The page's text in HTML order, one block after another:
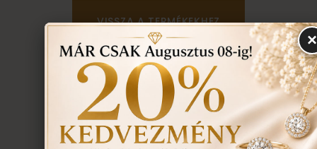
VISSZA A TERMÉKEKHEZ
EGYEZTETÉS
TOVÁBBI INFORMÁCIÓ
TUDNIVALÓK
×